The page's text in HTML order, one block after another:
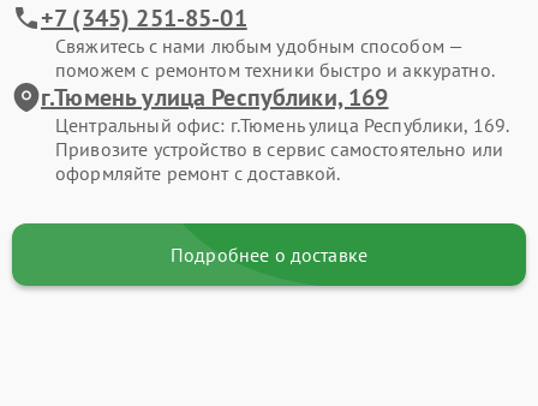
+7 (345) 251-85-01
Свяжитесь с нами любым удобным способом —
поможем с ремонтом техники быстро и аккуратно.
г.Тюмень улица Республики, 169
Центральный офис: г.Тюмень улица Республики, 169.
Привозите устройство в сервис самостоятельно или
оформляйте ремонт с доставкой.
Подробнее о доставке